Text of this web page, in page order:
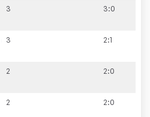
3 3:0
3 2:1
2 2:0
2 2:0